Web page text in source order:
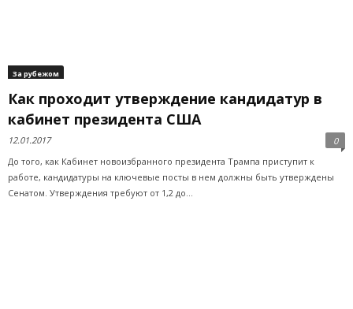
За рубежом
Как проходит утверждение кандидатур в
кабинет президента США
12.01.2017
0
До того, как Кабинет новоизбранного президента Трампа приступит к
работе, кандидатуры на ключевые посты в нем должны быть утверждены
Сенатом. Утверждения требуют от 1,2 до...